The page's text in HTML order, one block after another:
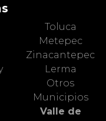
Toluca
Metepec
Zinacantepec
Lerma
Otros
Municipios
Valle de